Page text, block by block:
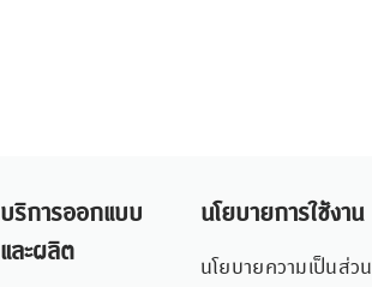
บริการออกแบบ
และผลิต
นโยบายการใช้งาน
นโยบายความเป็นส่วน